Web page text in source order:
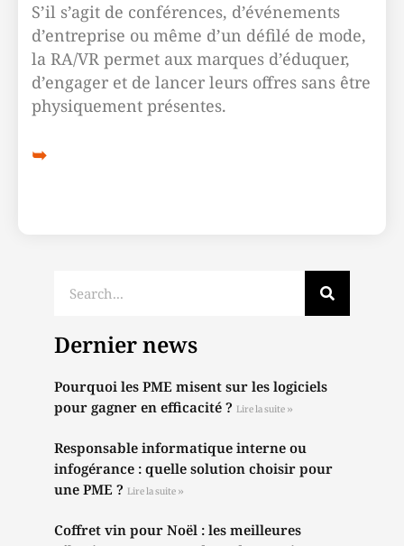
S’il s’agit de conférences, d’événements
d’entreprise ou même d’un défilé de mode,
la RA/VR permet aux marques d’éduquer,
d’engager et de lancer leurs offres sans être
physiquement présentes.
Dernier news
Pourquoi les PME misent sur les logiciels
pour gagner en efficacité ? Lire la suite »
Responsable informatique interne ou
infogérance : quelle solution choisir pour
une PME ? Lire la suite »
Coffret vin pour Noël : les meilleures